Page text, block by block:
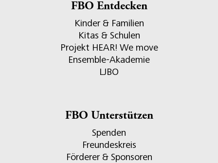
FBO Entdecken
Kinder & Familien
Kitas & Schulen
Projekt HEAR! We move
Ensemble-Akademie
LJBO
FBO Unterstützen
Spenden
Freundeskreis
Förderer & Sponsoren